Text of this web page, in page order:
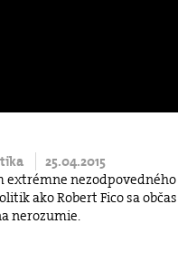
25.04.2015
extrémne nezodpovedného
ako Robert Fico sa občas
nerozumie.